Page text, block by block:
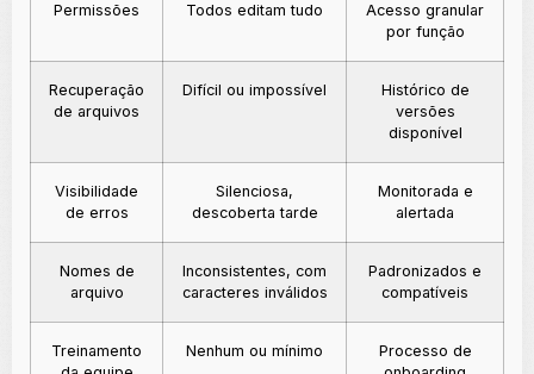
Permissões Todos editam tudo
Acesso granular
por função
Recuperação
de arquivos
Difícil ou impossível
Histórico de
versões
disponível
Visibilidade
de erros
Silenciosa,
descoberta tarde
Monitorada e
alertada
Nomes de
arquivo
Inconsistentes, com
caracteres inválidos
Padronizados e
compatíveis
Treinamento
Nenhum ou mínimo
Processo de